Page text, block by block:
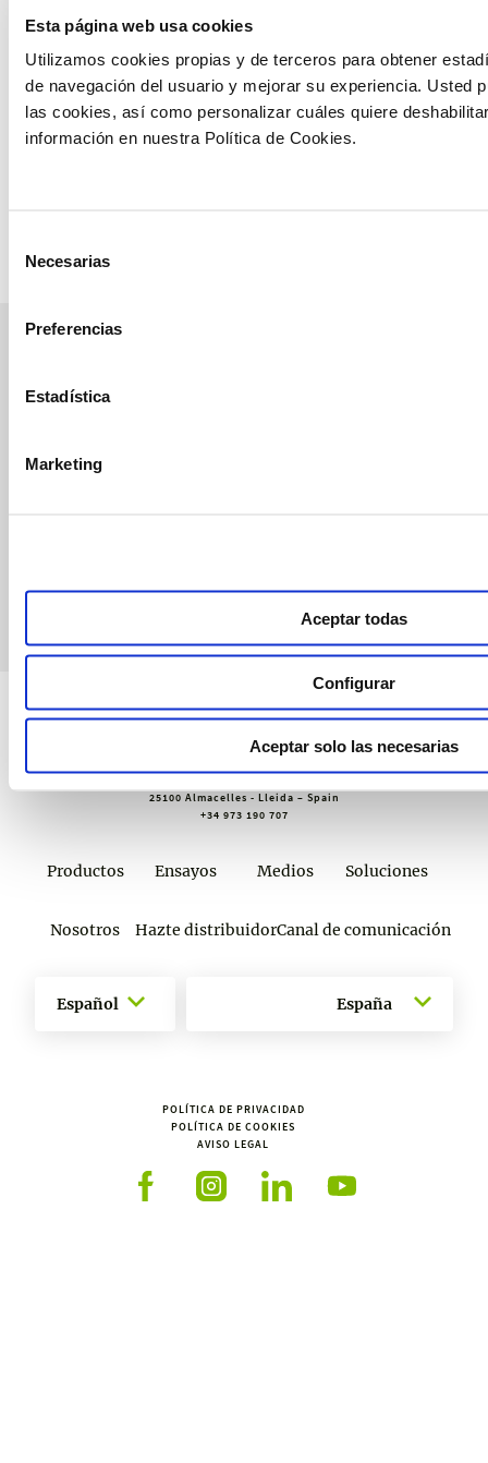
Esta página web usa cookies
Utilizamos cookies propias y de terceros para obtener
de navegación del usuario y mejorar su experiencia. Usted
las cookies, así como personalizar cuáles quiere
información en nuestra Política de Cookies.
Necesarias
Preferencias
Estadística
Marketing
Aceptar todas
Configurar
Aceptar solo las necesarias
vigor y
la bacteriosis
Erwinia
chrysanthemi
manvert
Recibe invitaciones exclusivas a jornadas de formación y
25100 Almacelles - Lleida – Spain
+34 973 190 707
Productos Ensayos Medios Soluciones
Nosotros Hazte distribuidorCanal de comunicación
Español España
POLÍTICA DE PRIVACIDAD
POLÍTICA DE COOKIES
AVISO LEGAL